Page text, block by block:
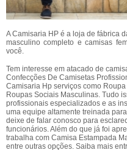
A Camisaria HP é a loja de fábrica
masculino completo e camisas
você.
Tem interesse em atacado de
Confecções De Camisetas
Camisaria Hp serviços como
Roupas Sociais Masculinas. Tudo
profissionais especializados e as
uma equipe altamente treinada
deixe de falar conosco para
funcionários. Além do que já foi
trabalha com Camisa Estampada
entre outras opções. Saiba mais